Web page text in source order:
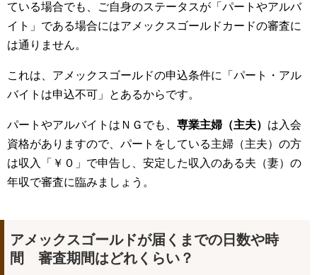
ている場合でも、ご自身のステータスが「パートやアルバ
イト」である場合にはアメックスゴールドカードの審査に
は通りません。
これは、アメックスゴールドの申込条件に「パート・アル
バイトは申込不可」とあるからです。
パートやアルバイトはＮＧでも、 専業主婦（主夫） は入会
資格がありますので、パートをしている主婦（主夫）の方
は収入「￥０」で申告し、安定した収入のある夫（妻）の
年収で審査に臨みましょう。
アメックスゴールドが届くまでの日数や時
間 審査期間はどれくらい？